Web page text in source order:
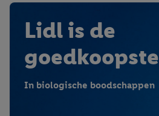
Lidl is de
goedkoopste
In biologische boodschappen